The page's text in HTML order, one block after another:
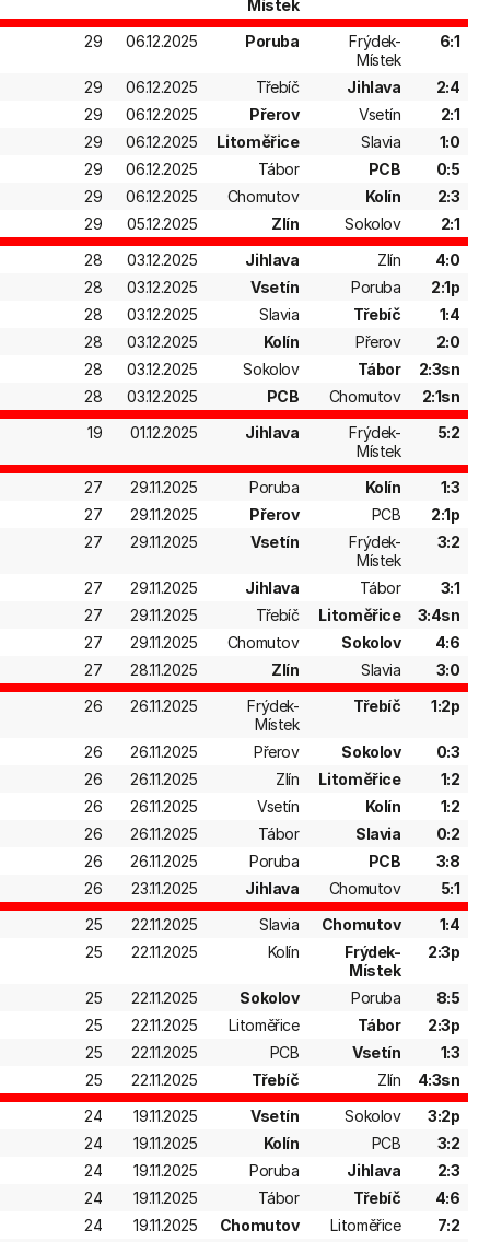
Místek
29
06.12.2025 Poruba
Frýdek-
Místek
6:1
29 06.12.2025 Třebíč Jihlava
2:4
29
06.12.2025 Přerov Vsetín
2:1
29
06.12.2025 Litoměřice Slavia
1:0
29
06.12.2025 Tábor PCB
0:5
29
06.12.2025 Chomutov Kolín
2:3
29
05.12.2025 Zlín Sokolov
2:1
28
03.12.2025 Jihlava Zlín
4:0
28
03.12.2025 Vsetín Poruba
2:1p
28
03.12.2025 Slavia Třebíč
1:4
28
03.12.2025 Kolín Přerov
2:0
28
03.12.2025 Sokolov Tábor
2:3sn
28
03.12.2025 PCB Chomutov
2:1sn
19
01.12.2025 Jihlava
Frýdek-
Místek
5:2
27 29.11.2025 Poruba Kolín
1:3
27
29.11.2025 Přerov PCB
2:1p
27
29.11.2025 Vsetín
Frýdek-
Místek
3:2
27 29.11.2025 Jihlava Tábor
3:1
27
29.11.2025 Třebíč Litoměřice
3:4sn
27
29.11.2025 Chomutov Sokolov
4:6
27
28.11.2025 Zlín Slavia
3:0
26
26.11.2025
Frýdek-
Místek
Třebíč 1:2p
26 26.11.2025 Přerov Sokolov
0:3
26
26.11.2025 Zlín Litoměřice
1:2
26
26.11.2025 Vsetín Kolín
1:2
26
26.11.2025 Tábor Slavia
0:2
26
26.11.2025 Poruba PCB
3:8
26
23.11.2025 Jihlava Chomutov
5:1
25
22.11.2025 Slavia Chomutov
1:4
25
22.11.2025 Kolín
Frýdek-
Místek
2:3p
25 22.11.2025 Sokolov Poruba
8:5
25
22.11.2025 Litoměřice Tábor
2:3p
25
22.11.2025 PCB Vsetín
1:3
25
22.11.2025 Třebíč Zlín
4:3sn
24
19.11.2025 Vsetín Sokolov
3:2p
24
19.11.2025 Kolín PCB
3:2
24
19.11.2025 Poruba Jihlava
2:3
24
19.11.2025 Tábor Třebíč
4:6
24
19.11.2025 Chomutov Litoměřice
7:2